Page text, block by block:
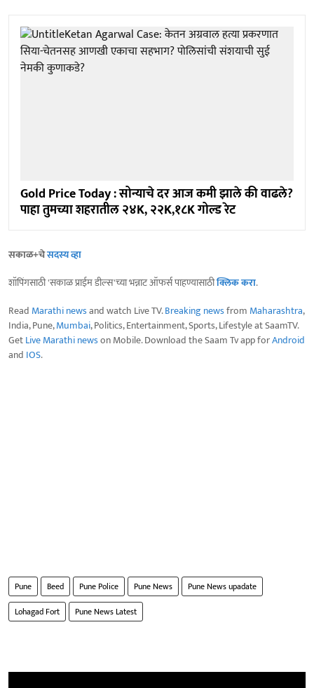
Gold Price Today : सोन्याचे दर आज कमी झाले की वाढले?
पाहा तुमच्या शहरातील २४K, २२K,१८K गोल्ड रेट
सकाळ+चेसदस्य व्हा
शॉपिंगसाठी 'सकाळ प्राईम डील्स'च्या भन्नाट ऑफर्स पाहण्यासाठीक्लिक करा.
Read Marathi newsand watch Live TV.Breaking newsfrom Maharashtra,
India, Pune,Mumbai, Politics, Entertainment, Sports, Lifestyle at SaamTV.
GetLive Marathi newson Mobile. Download the Saam Tv app forAndroid
and IOS.
Pune Beed Pune Police Pune News
Pune News upadate
Lohagad Fort
Pune News Latest